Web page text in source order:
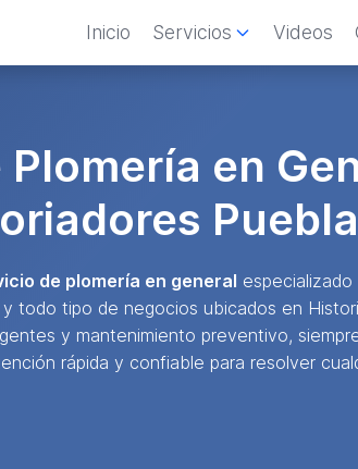
Inicio Servicios Videos
en
Puebla
de plomería en general
todo tipo de negocios ubicados en
y mantenimiento preventivo,
rápida y confiable para resolver